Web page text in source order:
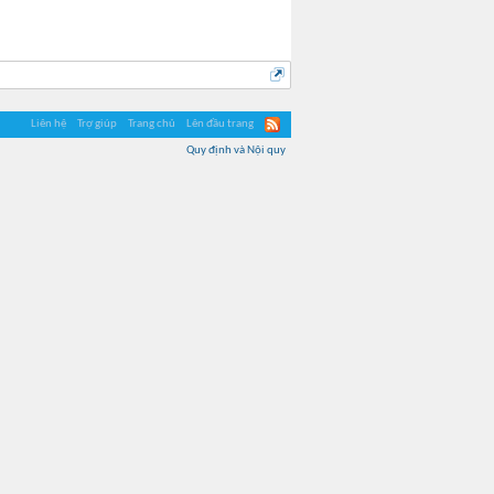
Liên hệ Trợ giúp Trang chủ Lên đầu trang
Quy định và Nội quy